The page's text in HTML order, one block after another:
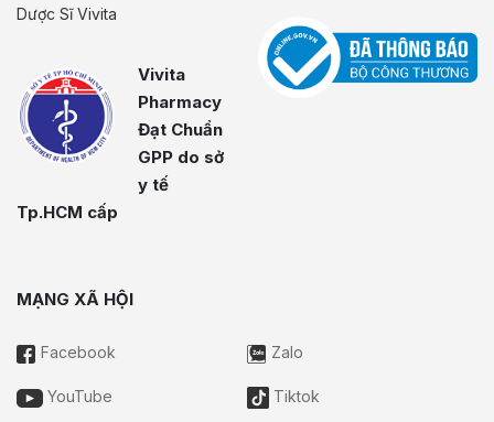
Dược Sĩ Vivita
Vivita
Pharmacy
Đạt Chuẩn
GPP do sở
y tế
Tp.HCM cấp
MẠNG XÃ HỘI
Facebook Zalo
YouTube Tiktok